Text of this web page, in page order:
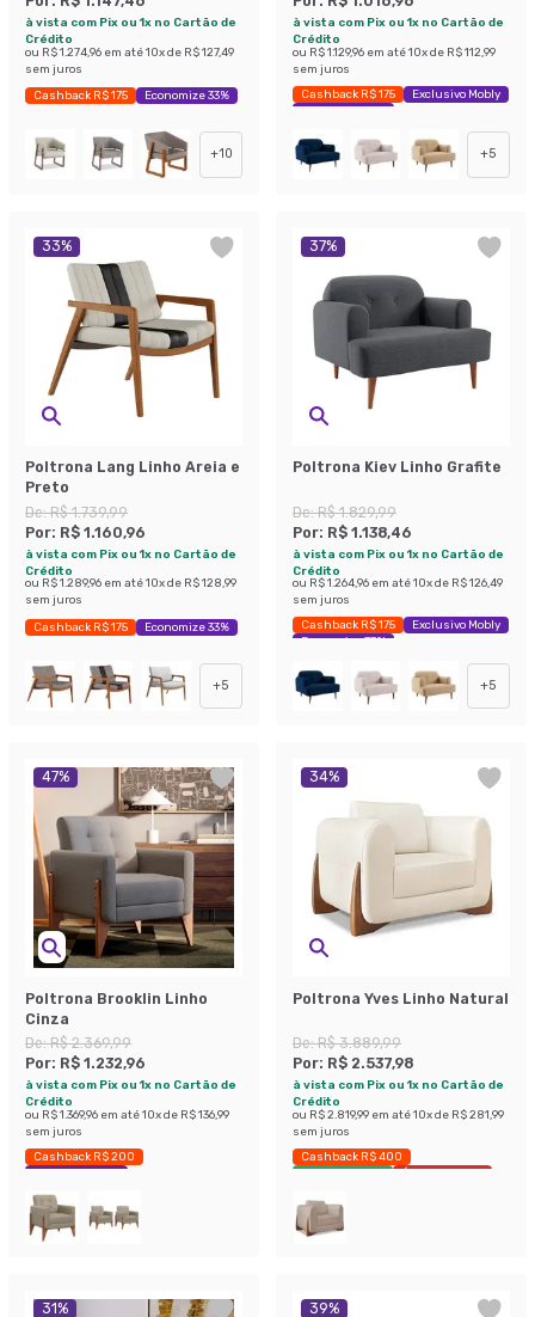
à vista com Pix ou 1x no Cartão de
Crédito
ou R$ 1.274,96 em até10x de R$ 127,49
sem juros
Cashback R$ 175 Economize 33%
+10
à vista com Pix ou 1x no Cartão de
Crédito
ou R$ 1.129,96 em até10x de R$ 112,99
sem juros
Cashback R$ 175
Exclusivo Mobly
Economize 41%
+5
33%
Poltrona Lang Linho Areia e
Preto
De:R$ 1.739,99
Por: R$ 1.160,96
à vista com Pix ou 1x no Cartão de
Crédito
ou R$ 1.289,96 em até10x de R$ 128,99
sem juros
Cashback R$ 175 Economize 33%
+5
37%
Poltrona Kiev Linho Grafite
De:R$ 1.829,99
Por: R$ 1.138,46
à vista com Pix ou 1x no Cartão de
Crédito
ou R$ 1.264,96 em até10x de R$ 126,49
sem juros
Cashback R$ 175
Exclusivo Mobly
Economize 37%
+5
47%
Poltrona Brooklin Linho
Cinza
De:R$ 2.369,99
Por: R$ 1.232,96
à vista com Pix ou 1x no Cartão de
Crédito
ou R$ 1.369,96 em até10x de R$ 136,99
sem juros
Cashback R$ 200
Economize 47%
34%
Poltrona Yves Linho Natural
De:R$ 3.889,99
Por: R$ 2.537,98
à vista com Pix ou 1x no Cartão de
Crédito
ou R$ 2.819,99 em até10x de R$ 281,99
sem juros
Cashback R$ 400
Envio Imediato
Últimas peças
31% 39%